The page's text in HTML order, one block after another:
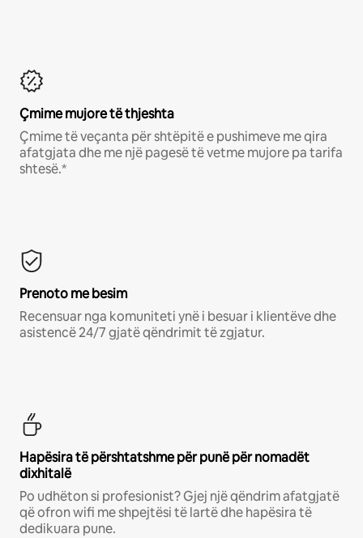
Çmime mujore të thjeshta
Çmime të veçanta për shtëpitë e pushimeve me qira
afatgjata dhe me një pagesë të vetme mujore pa tarifa
shtesë.*
Prenoto me besim
Recensuar nga komuniteti ynë i besuar i klientëve dhe
asistencë 24/7 gjatë qëndrimit të zgjatur.
Hapësira të përshtatshme për punë për nomadët
dixhitalë
Po udhëton si profesionist? Gjej një qëndrim afatgjatë
që ofron wifi me shpejtësi të lartë dhe hapësira të
dedikuara pune.